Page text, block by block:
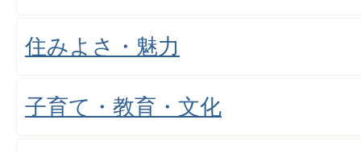
住みよさ・魅力
子育て・教育・文化